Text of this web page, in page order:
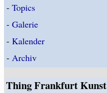
- Topics
- Galerie
- Kalender
- Archiv
Thing Frankfurt Kunst